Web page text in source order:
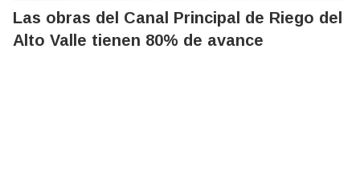
Las obras del Canal Principal de Riego del
Alto Valle tienen 80% de avance